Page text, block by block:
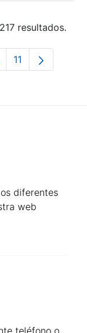
resultados.
TAB para
Página
11
diferentes
web
teléfono o